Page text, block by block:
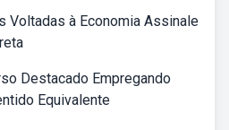
Voltadas à Economia Assinale
Destacado Empregando
Equivalente